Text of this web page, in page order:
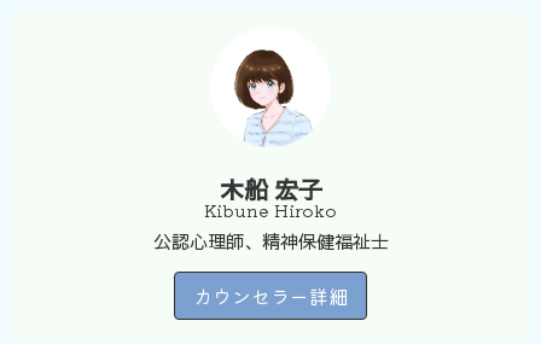
木船 宏子
Kibune Hiroko
公認心理師、精神保健福祉士
カウンセラー詳細